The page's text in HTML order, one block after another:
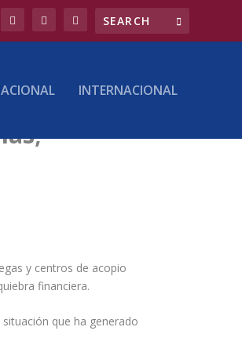
INTERNACIONAL
y centros de acopio
financiera.
que ha generado